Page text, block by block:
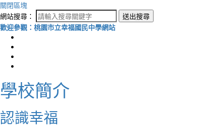
關閉區塊
網站搜尋：
送出搜尋
歡迎參觀：桃園市立幸福國民中學網站
學校簡介
認識幸福